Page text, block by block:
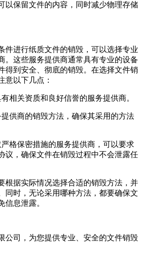
以保留文件的内容，同时减少物理存储
件进行纸质文件的销毁，可以选择专业
。这些服务提供商通常具有专业的设备
得到安全、彻底的销毁。在选择文件销
意以下几点：
相关资质和良好信誉的服务提供商。
供商的销毁方法，确保其采用的方法
格保密措施的服务提供商，可以要求
议，确保文件在销毁过程中不会泄露任
根据实际情况选择合适的销毁方法，并
同时，无论采用哪种方法，都要确保文
信息泄露。
公司，为您提供专业、安全的文件销毁